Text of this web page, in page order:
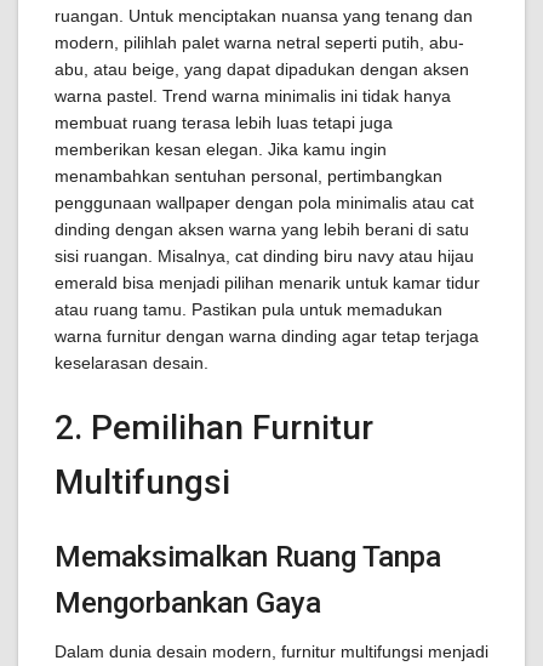
ruangan. Untuk menciptakan nuansa yang tenang dan
modern, pilihlah palet warna netral seperti putih, abu-
abu, atau beige, yang dapat dipadukan dengan aksen
warna pastel. Trend warna minimalis ini tidak hanya
membuat ruang terasa lebih luas tetapi juga
memberikan kesan elegan. Jika kamu ingin
menambahkan sentuhan personal, pertimbangkan
penggunaan wallpaper dengan pola minimalis atau cat
dinding dengan aksen warna yang lebih berani di satu
sisi ruangan. Misalnya, cat dinding biru navy atau hijau
emerald bisa menjadi pilihan menarik untuk kamar tidur
atau ruang tamu. Pastikan pula untuk memadukan
warna furnitur dengan warna dinding agar tetap terjaga
keselarasan desain.
2. Pemilihan Furnitur
Multifungsi
Memaksimalkan Ruang Tanpa
Mengorbankan Gaya
Dalam dunia desain modern, furnitur multifungsi menjadi